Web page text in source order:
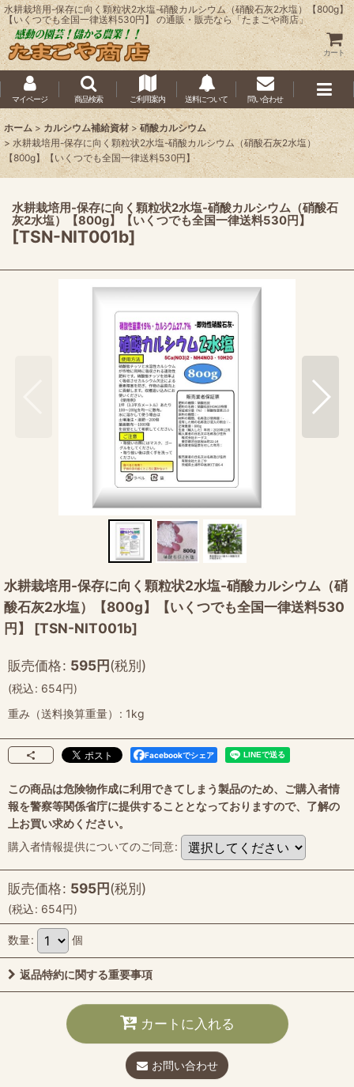
水耕栽培用-保存に向く顆粒状2水塩-硝酸カルシウム（硝酸石灰2水塩）【800g】
【いくつでも全国一律送料530円】 の通販・販売なら「たまごや商店」
カート
マイページ 商品検索 ご利用案内 送料について 問い合わせ
ホーム > カルシウム補給資材 > 硝酸カルシウム
> 水耕栽培用-保存に向く顆粒状2水塩-硝酸カルシウム（硝酸石灰2水塩）
【800g】【いくつでも全国一律送料530円】
水耕栽培用-保存に向く顆粒状2水塩-硝酸カルシウム（硝酸石
灰2水塩）【800g】【いくつでも全国一律送料530円】
[TSN-NIT001b]
水耕栽培用-保存に向く顆粒状2水塩-硝酸カルシウム（硝
酸石灰2水塩）【800g】【いくつでも全国一律送料530
円】
[TSN-NIT001b]
販売価格: 595円(税別)
(税込: 654円)
重み（送料換算重量）
: 1kg
Facebookでシェア
この商品は危険物作成に利用できてしまう製品のため、ご購入者情
報を警察等関係省庁に提供することとなっておりますので、了解の
上お買い求めください。
購入者情報提供についてのご同意:
販売価格: 595円(税別)
(税込: 654円)
数量: 個
返品特約に関する重要事項
カートに入れる
お問い合わせ